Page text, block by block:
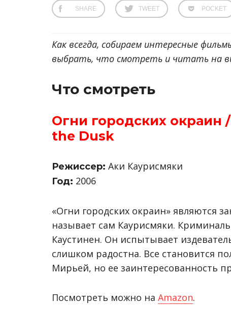
SHARE TWEET POCKET
Как всегда, собираем интересные
выбрать, что смотреть и читать на
Что смотреть
Огни городских
the Dusk
Режиссер: Аки Каурисмяки
Год: 2006
«Огни городских окраин» являются
называет сам Каурисмяки.
Каустинен. Он испытывает
слишком радостна. Все становится
Мирьей, но ее заинтересованность
Посмотреть можно на Amazon.